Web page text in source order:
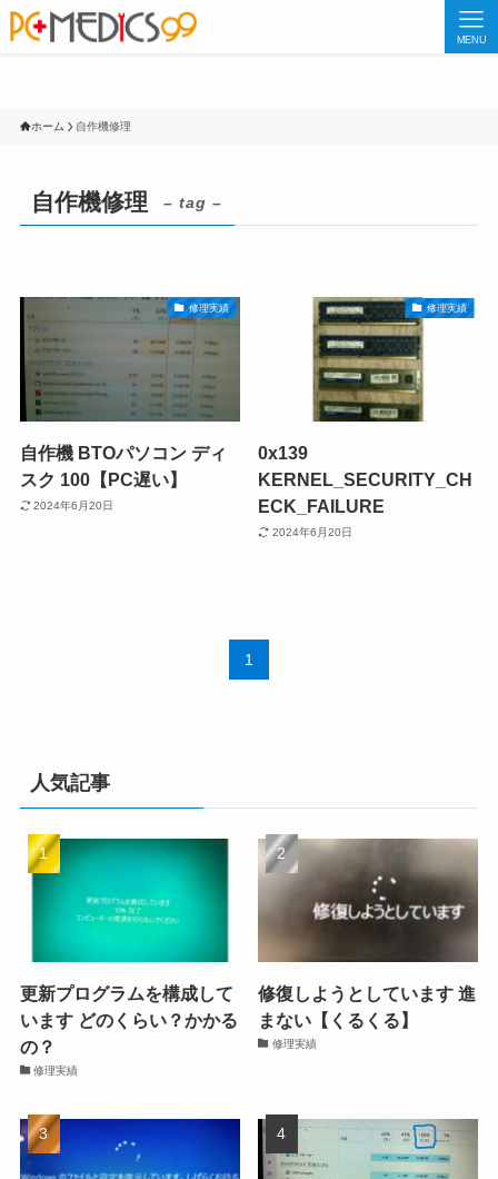
MENU
ホーム 自作機修理
自作機修理 – tag –
修理実績
自作機 BTOパソコン ディ
スク 100【PC遅い】
2024年6月20日
修理実績
0x139
KERNEL_SECURITY_CH
ECK_FAILURE
2024年6月20日
1
人気記事
更新プログラムを構成して
います どのくらい？かかる
の？
修理実績
修復しようとしています 進
まない【くるくる】
修理実績